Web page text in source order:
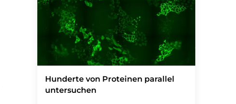
Hunderte von Proteinen parallel
untersuchen